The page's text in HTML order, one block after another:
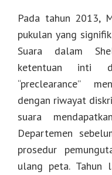
Pada tahun 2013,
pukulan yang
Suara dalam
ketentuan inti
“preclearance”
dengan riwayat
suara
Departemen
prosedur
ulang peta. Tahun